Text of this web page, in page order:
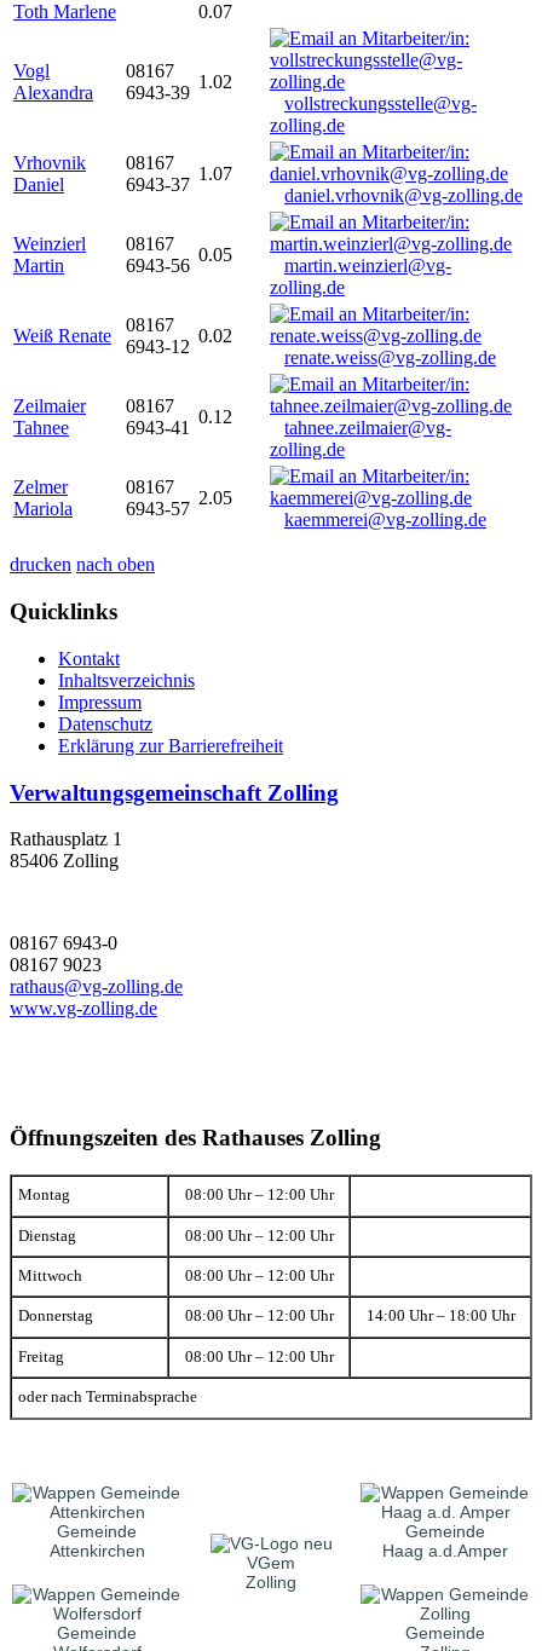
Toth Marlene
0.07
Vogl
Alexandra
08167
6943-39
1.02
vollstreckungsstelle@vg-
zolling.de
Vrhovnik
Daniel
08167
6943-37
1.07
daniel.vrhovnik@vg-zolling.de
Weinzierl
Martin
08167
6943-56
0.05
martin.weinzierl@vg-
zolling.de
Weiß Renate
08167
6943-12
0.02
renate.weiss@vg-zolling.de
Zeilmaier
Tahnee
08167
6943-41
0.12
tahnee.zeilmaier@vg-
zolling.de
Zelmer
Mariola
08167
6943-57
2.05
kaemmerei@vg-zolling.de
drucken nach oben
Quicklinks
Kontakt
Inhaltsverzeichnis
Impressum
Datenschutz
Erklärung zur Barrierefreiheit
Verwaltungsgemeinschaft Zolling
Rathausplatz 1
85406 Zolling
08167 6943-0
08167 9023
rathaus@vg-zolling.de
www.vg-zolling.de
Öffnungszeiten des Rathauses Zolling
Montag 08:00 Uhr – 12:00 Uhr
Dienstag 08:00 Uhr – 12:00 Uhr
Mittwoch 08:00 Uhr – 12:00 Uhr
Donnerstag 08:00 Uhr – 12:00 Uhr 14:00 Uhr – 18:00 Uhr
Freitag 08:00 Uhr – 12:00 Uhr
oder nach Terminabsprache
Gemeinde
Attenkirchen
VGem
Zolling
Gemeinde
Haag a.d.Amper
Gemeinde
Gemeinde